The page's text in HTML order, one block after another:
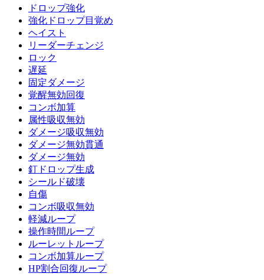
ドロップ強化
強化ドロップ目覚め
ヘイスト
リーダーチェンジ
ロック
遅延
固定ダメージ
覚醒無効回復
コンボ加算
属性吸収無効
ダメージ吸収無効
ダメージ無効貫通
ダメージ無効
釘ドロップ生成
シールド破壊
自傷
コンボ吸収無効
軽減ループ
操作時間ループ
ルーレットループ
コンボ加算ループ
HP割合回復ループ